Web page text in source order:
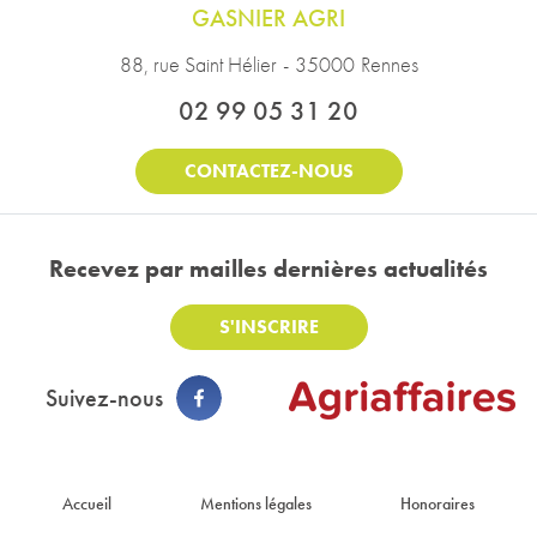
GASNIER AGRI
88, rue Saint Hélier - 35000 Rennes
02 99 05 31 20
CONTACTEZ-NOUS
Recevez par mailles dernières actualités
S'INSCRIRE
Suivez-nous
Footer : Menu
Accueil Mentions légales Honoraires